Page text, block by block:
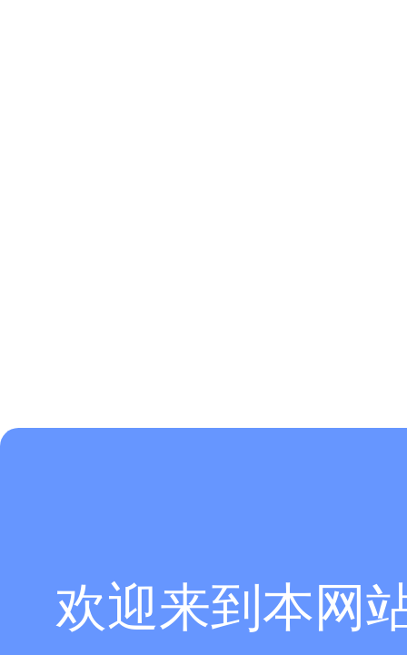
欢迎来到本网